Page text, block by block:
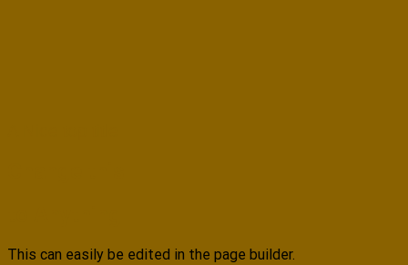
This can easily be edited in the page builder.